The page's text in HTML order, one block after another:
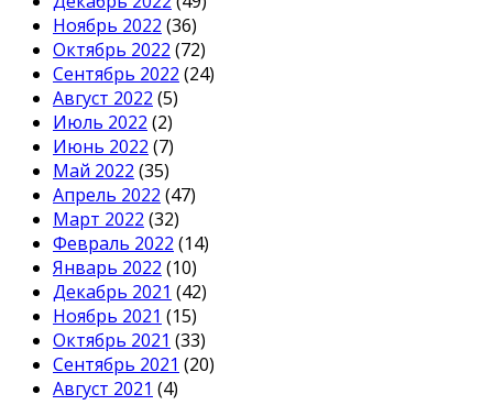
Ноябрь 2022 (36)
Октябрь 2022 (72)
Сентябрь 2022 (24)
Август 2022 (5)
Июль 2022 (2)
Июнь 2022 (7)
Май 2022 (35)
Апрель 2022 (47)
Март 2022 (32)
Февраль 2022 (14)
Январь 2022 (10)
Декабрь 2021 (42)
Ноябрь 2021 (15)
Октябрь 2021 (33)
Сентябрь 2021 (20)
Август 2021 (4)